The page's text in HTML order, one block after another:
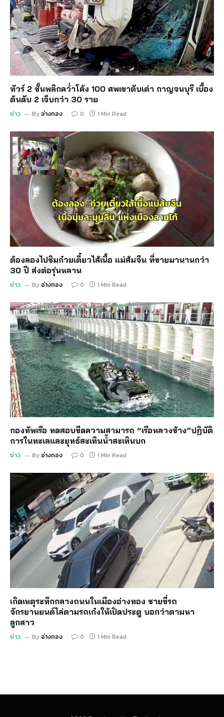
ทัวร์ 2 ชั้นพลิกคว่ำโค้ง 100 ศพเขาตับเต่า กาญจนบุรี เบื้อง
ต้นดับ 2 เจ็บกว่า 30 ราย
ข่าว By อ่างทอง 0 1 Min Read
ต้องลองไปชิมก๋วยเตี๋ยวไส้เนื้อ แม่ส้มจีน ที่ขายมานานกว่า
30 ปี ส่งต่อรุ่นหลาน
ข่าว By อ่างทอง 0 1 Min Read
กองทัพเรือ ทดสอบขีดความสามารถ “เรือหลวงช้าง”ปฏิบัติ
การในทะเลและยุทธ์สะเทินน้ำสะเทินบก
ข่าว By อ่างทอง 0 1 Min Read
เกิดเหตุระทึกกลางถนนในเมืองอ่างทอง ชายขี่รถ
จักรยานยนต์ไล่ตามรถเก๋งให้เปิดประตู บอกว่าตามหา
ลูกสาว
ข่าว By อ่างทอง 0 1 Min Read